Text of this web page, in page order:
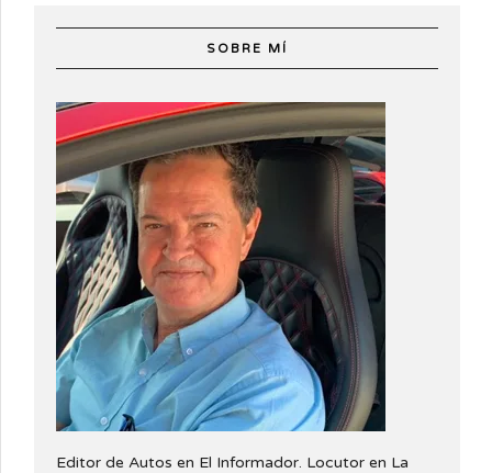
SOBRE MÍ
Editor de Autos en El Informador. Locutor en La